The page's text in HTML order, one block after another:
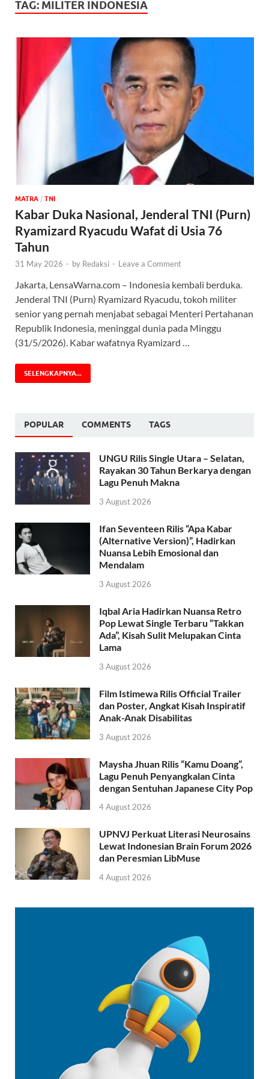
TAG: MILITER INDONESIA
MATRA / TNI
Kabar Duka Nasional, Jenderal TNI (Purn)
Ryamizard Ryacudu Wafat di Usia 76
Tahun
31 May 2026 - by Redaksi - Leave a Comment
Jakarta, LensaWarna.com – Indonesia kembali berduka.
Jenderal TNI (Purn) Ryamizard Ryacudu, tokoh militer
senior yang pernah menjabat sebagai Menteri Pertahanan
Republik Indonesia, meninggal dunia pada Minggu
(31/5/2026). Kabar wafatnya Ryamizard …
SELENGKAPNYA...
POPULAR COMMENTS TAGS
UNGU Rilis Single Utara – Selatan,
Rayakan 30 Tahun Berkarya dengan
Lagu Penuh Makna
3 August 2026
Ifan Seventeen Rilis “Apa Kabar
(Alternative Version)”, Hadirkan
Nuansa Lebih Emosional dan
Mendalam
3 August 2026
Iqbal Aria Hadirkan Nuansa Retro
Pop Lewat Single Terbaru “Takkan
Ada”, Kisah Sulit Melupakan Cinta
Lama
3 August 2026
Film Istimewa Rilis Official Trailer
dan Poster, Angkat Kisah Inspiratif
Anak-Anak Disabilitas
3 August 2026
Maysha Jhuan Rilis “Kamu Doang”,
Lagu Penuh Penyangkalan Cinta
dengan Sentuhan Japanese City Pop
4 August 2026
UPNVJ Perkuat Literasi Neurosains
Lewat Indonesian Brain Forum 2026
dan Peresmian LibMuse
4 August 2026